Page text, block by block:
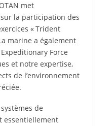
met
la participation des
« Trident
marine a également
Force
et notre expertise,
de l’environnement
de
essentiellement